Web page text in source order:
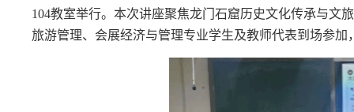
104教室举行。本次讲座聚焦龙门石窟历史文化传承与文
旅游管理、会展经济与管理专业学生及教师代表到场参加